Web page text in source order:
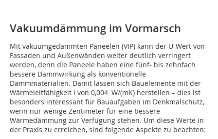
Vakuumdämmung im Vormarsch
Mit vakuumgedämmten Paneelen (VIP) kann der U-Wert von
Fassaden und Außenwänden weiter deutlich verringert
werden, denn die Paneele haben eine fünf- bis zehnfach
bessere Dämmwirkung als konventionelle
Dämmmaterialien. Damit lassen sich Bauelemente mit der
Wärmeleitfähigkeit l von 0,004 W/(mK) herstellen – dies ist
besonders interessant für Bauaufgaben im Denkmalschutz,
wenn nur wenige Zentimeter für eine bessere
Wärmedämmung zur Verfügung stehen. Um diese Werte in
der Praxis zu erreichen, sind folgende Aspekte zu beachten: